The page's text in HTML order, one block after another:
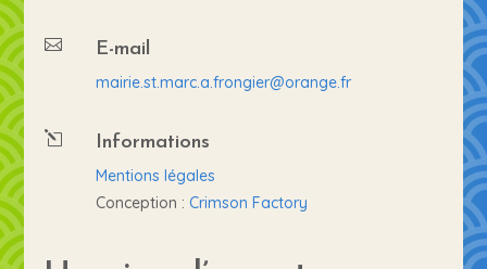
 E-mail
mairie.st.marc.a.frongier@orange.fr
l Informations
Mentions légales
Conception : Crimson Factory